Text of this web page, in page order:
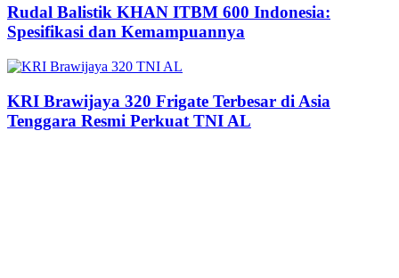
Rudal Balistik KHAN ITBM 600 Indonesia:
Spesifikasi dan Kemampuannya
KRI Brawijaya 320 Frigate Terbesar di Asia
Tenggara Resmi Perkuat TNI AL